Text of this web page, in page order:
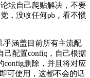
坛自己爬贴解决，不要
，没收任何pb，看不惯
乎涵盖目前所有主流配
己配置config，自己根据
config删除，并且将对应
可使用，这都不会的话